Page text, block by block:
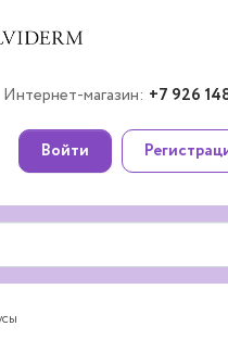
Интернет-магазин: +7 926
Войти